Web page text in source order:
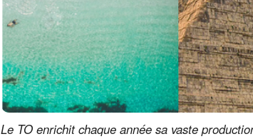
Le TO enrichit chaque année sa vaste